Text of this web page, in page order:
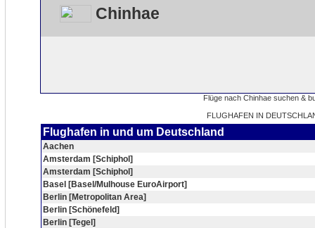
Chinhae
FLUGHAFEN IN
Flughafen in und um Deutschland
Aachen
Amsterdam [Schiphol]
Amsterdam [Schiphol]
Basel [Basel/Mulhouse EuroAirport]
Berlin [Metropolitan Area]
Berlin [Schönefeld]
Berlin [Tegel]